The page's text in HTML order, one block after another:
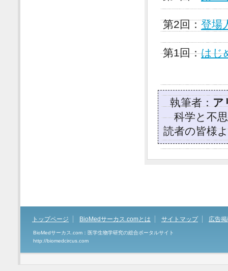
第2回：登場
第1回：はじ
執筆者： ア
科学と不思
読者の皆様
トップページ BioMedサーカス.comとは サイトマップ 広告
BioMedサーカス.com：医学生物学研究の総合ポータルサイト
http://biomedcircus.com